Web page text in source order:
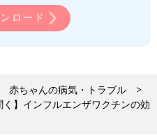
ロード
赤ちゃんの病気・トラブル
く】インフルエンザワクチンの効